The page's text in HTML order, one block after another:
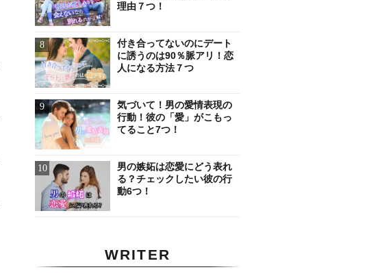
理由７つ！
付き合ってないのにデート
に誘うのは90％脈アリ！恋
人になる方法７つ
気づいて！男の愛情表現の
行動！彼の「愛」がこもっ
てること7つ！
男の嫉妬は恋愛にどう表れ
る？チェックしたい彼の行
動6つ！
WRITER